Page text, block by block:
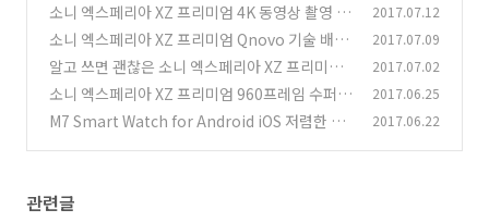
소니 엑스페리아 XZ 프리미엄 4K 동영상 촬영 발
열 테스트
(2)
2017.07.12
소니 엑스페리아 XZ 프리미엄 Qnovo 기술 배터
리 더 오래쓴다 (8)
2017.07.09
알고 쓰면 괜찮은 소니 엑스페리아 XZ 프리미엄
기능들 (25)
2017.07.02
소니 엑스페리아 XZ 프리미엄 960프레임 수퍼
슬로 모션 (30)
2017.06.25
M7 Smart Watch for Android iOS 저렴한 스
2017.06.22
관련글